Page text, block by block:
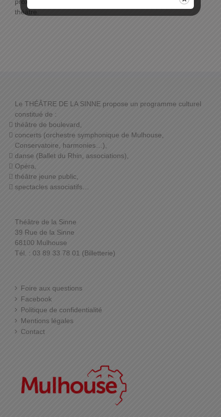
proximité de la place de la Réunion, à deux pas du
théâtre.
Le THÉÂTRE DE LA SINNE propose un programme culturel
constitué de :
théâtre de boulevard,
concerts (orchestre symphonique de Mulhouse,
Conservatoire, harmonies…),
danse (Ballet du Rhin, associations),
Opéra,
théâtre jeune public,
spectacles associatifs…
Théâtre de la Sinne
39 Rue de la Sinne
68100 Mulhouse
Tél. : 03 89 33 78 01 (Billetterie)
Foire aux questions
Facebook
Politique de confidentialité
Mentions légales
Contact